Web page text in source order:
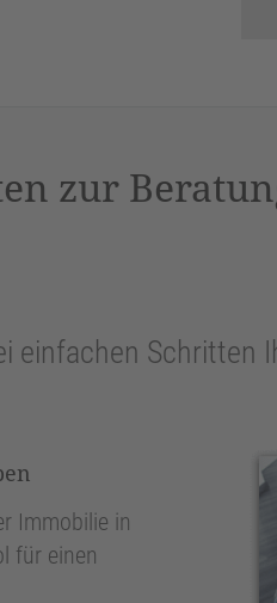
zur
einfachen Schritten
Immobilie in
für einen